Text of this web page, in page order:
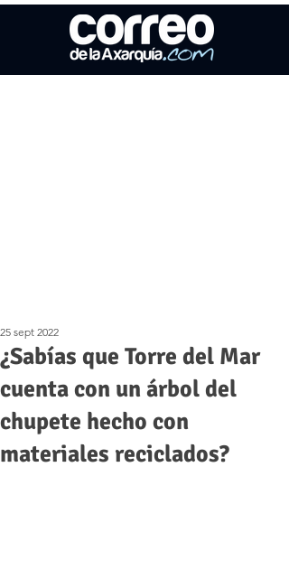
¿Sabías que Torre del Mar
cuenta con un árbol del
chupete hecho con
materiales reciclados?
25 sept 2022